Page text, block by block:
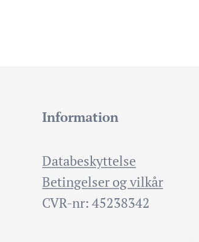
Information
Databeskyttelse
Betingelser og vilkår
CVR-nr: 45238342